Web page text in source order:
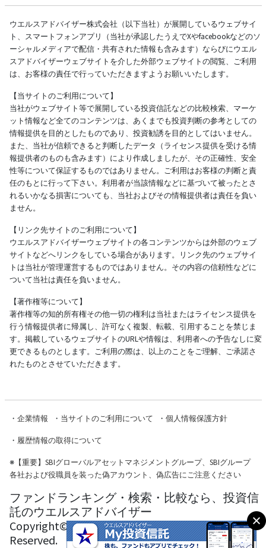
ウエルスアドバイザー株式会社（以下当社）が展開しているウェブサイ
ト、スマートフォンアプリ（当社が承認したうえでXやfacebookなどのソ
ーシャルメディアで配信・共有された情報も含みます）ならびにウエル
スアドバイザーウェブサイトを介した外部ウェブサイトの閲覧、ご利用
は、お客様の責任で行っていただきますようお願いいたします。
【当サイトのご利用について】
当社がウェブサイト等で展開している投資信託などの比較検索、マーケ
ット情報など全てのコンテンツは、あくまでも投資判断の参考としての
情報提供を目的としたものであり、投資勧誘を目的としてはいません。
また、当社が信頼できると判断したデータ（ライセンス提供を受ける情
報提供者のものも含みます）により作成しましたが、その正確性、安全
性等について保証するものではありません。ご利用はお客様の判断と責
任のもとに行って下さい。利用者が当該情報などに基づいて被ったとさ
れるいかなる損害についても、当社およびその情報提供者は責任を負い
ません。
【リンク先サイトのご利用について】
ウエルスアドバイザーウェブサイトの各コンテンツからは外部のウェブ
サイトなどへリンクをしている場合があります。リンク先のウェブサイ
トは当社が管理運営するものではありません。その内容の信頼性などに
ついて当社は責任を負いません。
【著作権等について】
著作権等の知的所有権その他一切の権利は当社またはライセンス提供を
行う情報提供者に帰属し、許可なく複製、転載、引用することを禁じま
す。掲載しているウェブサイトのURLや情報は、利用者への予告なしに変
更できるものとします。ご利用の際は、以上のことをご理解、ご承諾さ
れたものとさせていただきます。
・ 企業情報 ・ 当サイトのご利用について ・ 個人情報保護方針
・ 履歴情報の取得について
※【重要】SBIグローバルアセットマネジメントグループ、SBIグループ
各社および役職員を装った偽アカウント、偽広告にご注意ください
ファンドランキング・検索・比較なら、投資信
託のウエルスアドバイザー
Copyright© Wealth Advisor Co., Ltd. All Rights
Reserved.